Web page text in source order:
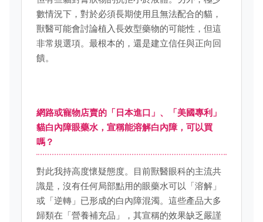
數情況下，對於必須長期使用且無法配合的貓，
獸醫可能會討論植入長效型藥物的可能性，但這
非常規選項。最根本的，還是建立信任與正向回
饋。
網路或寵物店賣的「日本進口」、「美國專利」
貓白內障眼藥水，宣稱能溶解白內障，可以買
嗎？
對此我持高度懷疑態度。目前獸醫眼科的主流共
識是，沒有任何局部點用的眼藥水可以「溶解」
或「逆轉」已形成的白內障混濁。這些產品大多
歸類在「營養補充品」，其宣稱的效果缺乏嚴謹